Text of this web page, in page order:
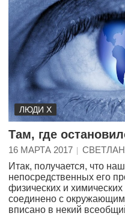
ЛЮДИ Х
Там, где
16 МАРТА 2017
Итак, получается, что
непосредственных его
физических и
соединено с
вписано в некий